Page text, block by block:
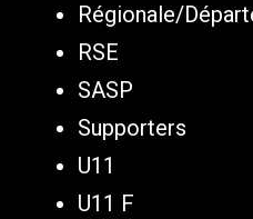
Régionale/
RSE
SASP
Supporters
U11
U11 F